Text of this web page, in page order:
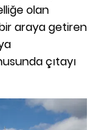
olan
bir araya getiren
çıtayı